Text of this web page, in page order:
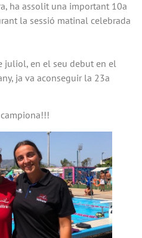
ha assolit una important 10a
la sessió matinal celebrada
juliol, en el seu debut en el
ja va aconseguir la 23a